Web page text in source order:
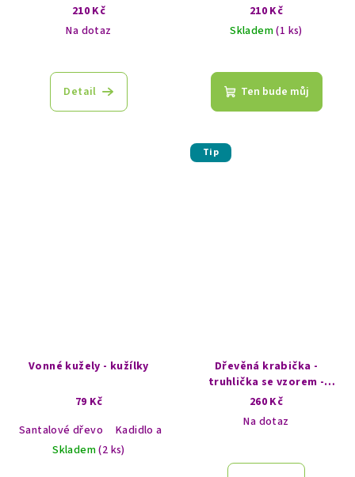
210 Kč
Na dotaz
Detail
210 Kč
Skladem(1 ks)
Ten bude můj
Vonné kužely - kužílky
79 Kč
Santalové dřevo
Kadidlo a myrha
Skladem(2 ks)
Tip
Dřevěná krabička -
truhlička se vzorem -
Strom života
260 Kč
Na dotaz